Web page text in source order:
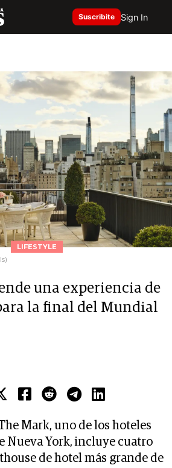
Suscribite Sign In
LIFESTYLE
una experiencia de
la final del Mundial
Mark, uno de los hoteles
Nueva York, incluye cuatro
de hotel más grande de